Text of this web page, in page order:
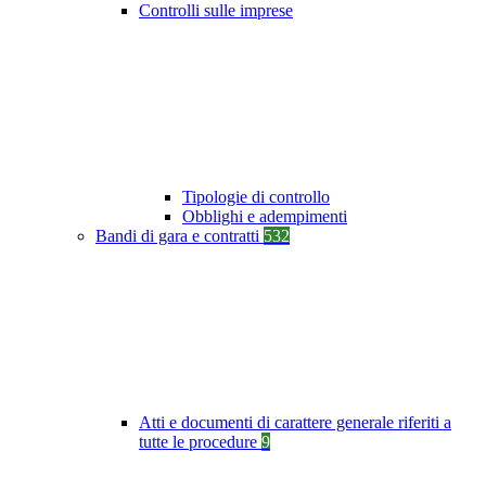
Controlli sulle imprese
Tipologie di controllo
Obblighi e adempimenti
Bandi di gara e contratti 532
Atti e documenti di carattere generale riferiti a
tutte le procedure 9